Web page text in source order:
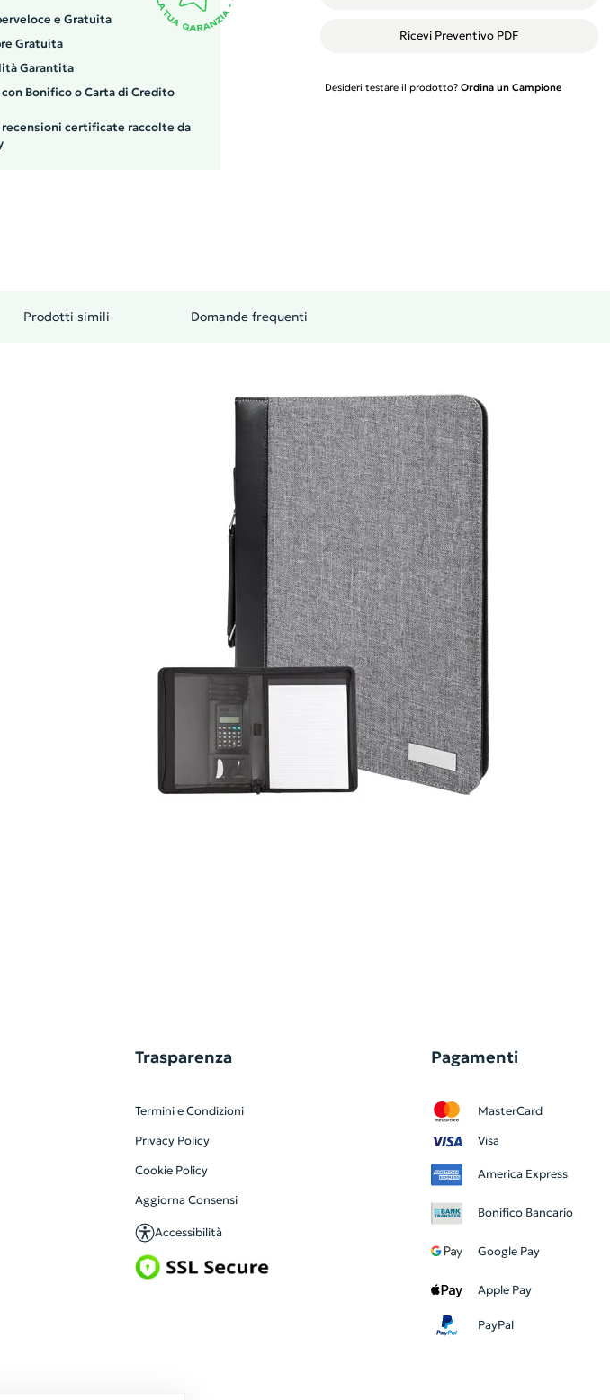
e Gratuita
Gratuita
Garantita
Bonifico o Carta di Credito
certificate raccolte da
Ricevi Preventivo PDF
Desideri testare il prodotto? Ordina un Campione
Prodotti simili Domande frequenti
Trasparenza
Termini e Condizioni
Privacy Policy
Cookie Policy
Aggiorna Consensi
Accessibilità
Pagamenti
MasterCard
Visa
America Express
Bonifico Bancario
Google Pay
Apple Pay
PayPal